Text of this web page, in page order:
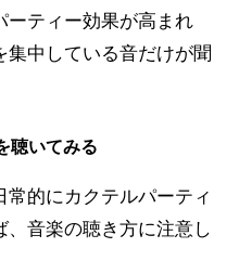
ーティー効果が高まれ
中している音だけが聞
聴いてみる
的にカクテルパーティ
音楽の聴き方に注意し